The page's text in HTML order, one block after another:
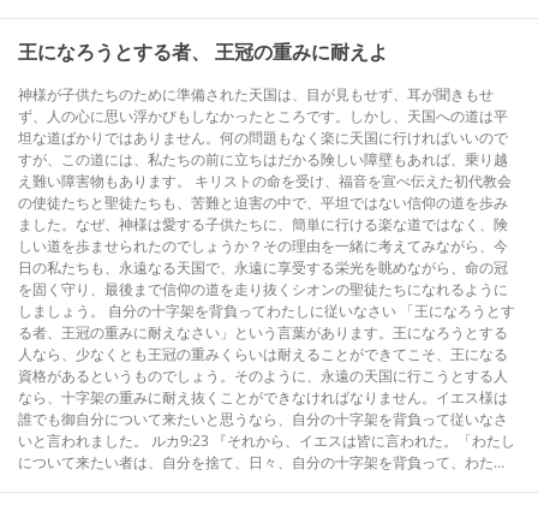
王になろうとする者、 王冠の重みに耐えよ
神様が子供たちのために準備された天国は、目が見もせず、耳が聞きもせ
ず、人の心に思い浮かびもしなかったところです。しかし、天国への道は平
坦な道ばかりではありません。何の問題もなく楽に天国に行ければいいので
すが、この道には、私たちの前に立ちはだかる険しい障壁もあれば、乗り越
え難い障害物もあります。 キリストの命を受け、福音を宣べ伝えた初代教会
の使徒たちと聖徒たちも、苦難と迫害の中で、平坦ではない信仰の道を歩み
ました。なぜ、神様は愛する子供たちに、簡単に行ける楽な道ではなく、険
しい道を歩ませられたのでしょうか？その理由を一緒に考えてみながら、今
日の私たちも、永遠なる天国で、永遠に享受する栄光を眺めながら、命の冠
を固く守り、最後まで信仰の道を走り抜くシオンの聖徒たちになれるように
しましょう。 自分の十字架を背負ってわたしに従いなさい 「王になろうとす
る者、王冠の重みに耐えなさい」という言葉があります。王になろうとする
人なら、少なくとも王冠の重みくらいは耐えることができてこそ、王になる
資格があるというものでしょう。そのように、永遠の天国に行こうとする人
なら、十字架の重みに耐え抜くことができなければなりません。イエス様は
誰でも御自分について来たいと思うなら、自分の十字架を背負って従いなさ
いと言われました。 ルカ9:23 『それから、イエスは皆に言われた。「わたし
について来たい者は、自分を捨て、日々、自分の十字架を背負って、わた...